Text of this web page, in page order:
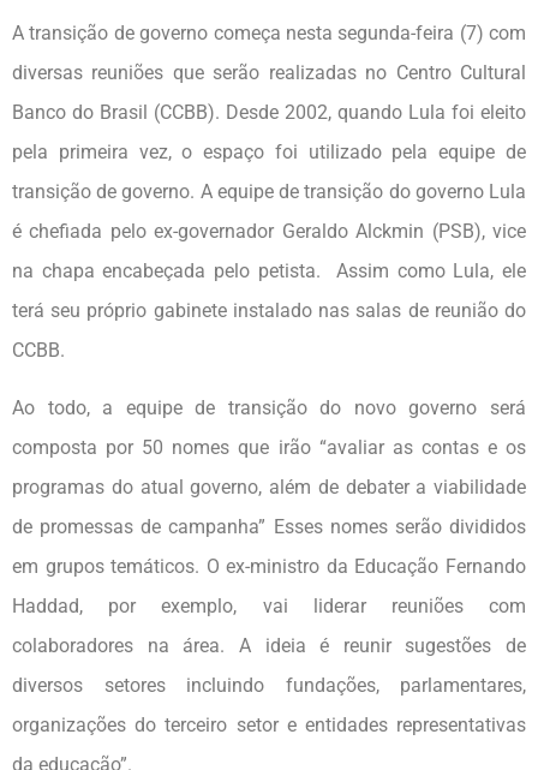
A transição de governo começa nesta segunda-feira (7) com
diversas reuniões que serão realizadas no Centro Cultural
Banco do Brasil (CCBB). Desde 2002, quando Lula foi eleito
pela primeira vez, o espaço foi utilizado pela equipe de
transição de governo. A equipe de transição do governo Lula
é chefiada pelo ex-governador Geraldo Alckmin (PSB), vice
na chapa encabeçada pelo petista. Assim como Lula, ele
terá seu próprio gabinete instalado nas salas de reunião do
CCBB.
Ao todo, a equipe de transição do novo governo será
composta por 50 nomes que irão “avaliar as contas e os
programas do atual governo, além de debater a viabilidade
de promessas de campanha” Esses nomes serão divididos
em grupos temáticos. O ex-ministro da Educação Fernando
Haddad, por exemplo, vai liderar reuniões com
colaboradores na área. A ideia é reunir sugestões de
diversos setores incluindo fundações, parlamentares,
organizações do terceiro setor e entidades representativas
da educação”.